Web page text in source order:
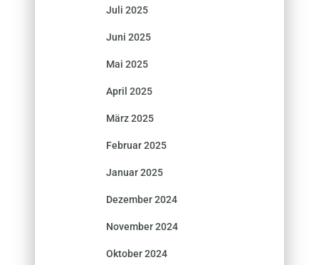
Juli 2025
Juni 2025
Mai 2025
April 2025
März 2025
Februar 2025
Januar 2025
Dezember 2024
November 2024
Oktober 2024